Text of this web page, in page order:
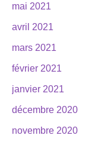
mai 2021
avril 2021
mars 2021
février 2021
janvier 2021
décembre 2020
novembre 2020